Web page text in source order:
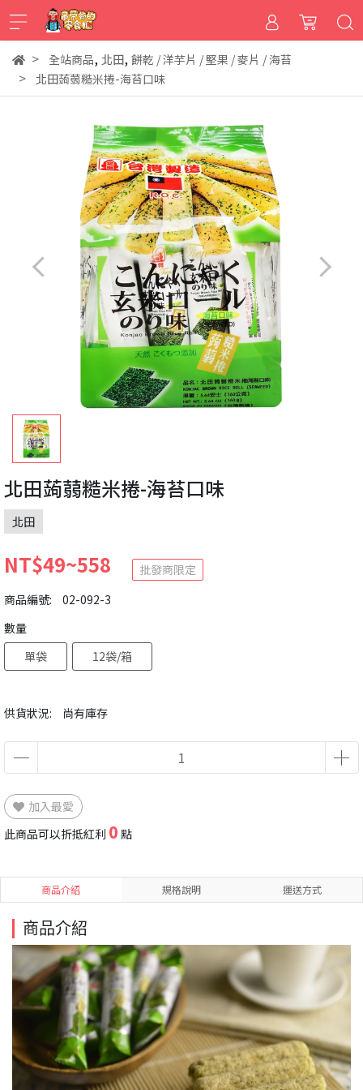
全站商品, 北田, 餅乾 / 洋芋片 / 堅果 / 麥片 / 海苔
北田蒟蒻糙米捲-海苔口味
北田蒟蒻糙米捲-海苔口味
北田
NT$49~558
批發商限定
商品編號:
02-092-3
供貨狀況: 尚有庫存
數量
單袋
12袋/箱
加入最愛
此商品可以折抵紅利 0 點
商品介紹 規格說明 運送方式
商品介紹